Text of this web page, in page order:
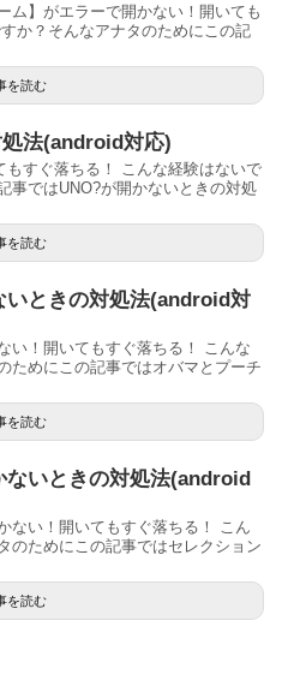
ム】がエラーで開かない！開いても
か？そんなアナタのためにこの記
を読む
法(android対応)
もすぐ落ちる！ こんな経験はないで
事ではUNO?が開かないときの対処
を読む
いときの対処法(android対
い！開いてもすぐ落ちる！ こんな
ためにこの記事ではオバマとプーチ
を読む
ないときの対処法(android
ない！開いてもすぐ落ちる！ こん
のためにこの記事ではセレクション
を読む